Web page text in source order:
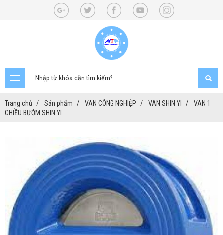
Trang chủ Sản phẩm VAN CÔNG NGHIỆP VAN SHIN YI
VAN 1
CHIỀU BƯỚM SHIN YI